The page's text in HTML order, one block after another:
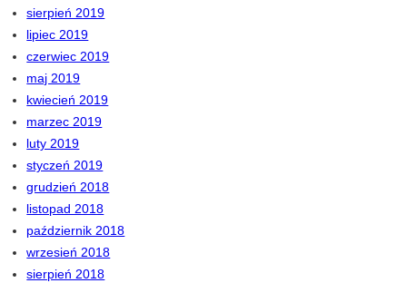
sierpień 2019
lipiec 2019
czerwiec 2019
maj 2019
kwiecień 2019
marzec 2019
luty 2019
styczeń 2019
grudzień 2018
listopad 2018
październik 2018
wrzesień 2018
sierpień 2018